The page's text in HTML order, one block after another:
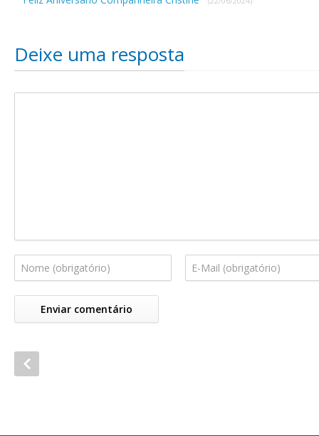
Deixe uma resposta